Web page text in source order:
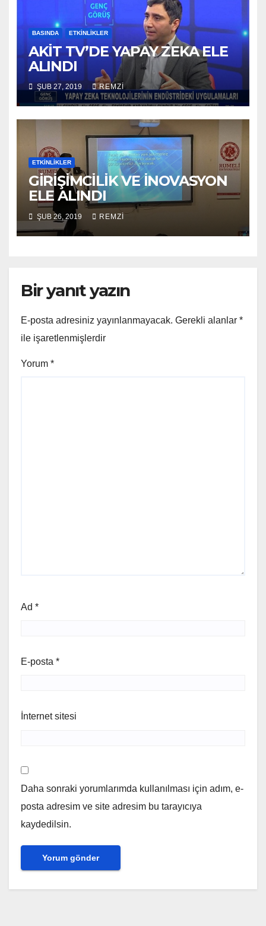
BASINDA ETKINLIKLER
AKİT TV’DE YAPAY ZEKA ELE
ALINDI
ŞUB 27, 2019 REMZI
ETKINLIKLER
GİRİŞİMCİLİK VE İNOVASYON
ELE ALINDI
ŞUB 26, 2019 REMZI
Bir yanıt yazın
E-posta adresiniz yayınlanmayacak. Gerekli alanlar *
ile işaretlenmişlerdir
Yorum *
Ad *
E-posta *
İnternet sitesi
Daha sonraki yorumlarımda kullanılması için adım, e-
posta adresim ve site adresim bu tarayıcıya
kaydedilsin.